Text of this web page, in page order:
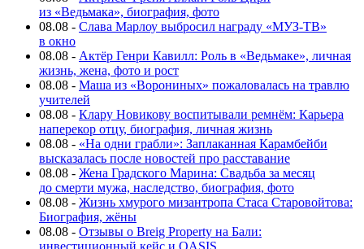
из «Ведьмака», биография, фото
08.08 - Слава Марлоу выбросил награду «МУЗ-ТВ»
в окно
08.08 - Актёр Генри Кавилл: Роль в «Ведьмаке», личная
жизнь, жена, фото и рост
08.08 - Маша из «Ворониных» пожаловалась на травлю
учителей
08.08 - Клару Новикову воспитывали ремнём: Карьера
наперекор отцу, биография, личная жизнь
08.08 - «На одни грабли»: Заплаканная Карамбейби
высказалась после новостей про расставание
08.08 - Жена Градского Марина: Свадьба за месяц
до смерти мужа, наследство, биография, фото
08.08 - Жизнь хмурого мизантропа Стаса Старовойтова:
Биография, жёны
08.08 - Отзывы о Breig Property на Бали:
инвестиционный кейс и OASIS